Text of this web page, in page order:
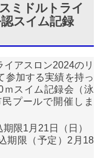
ミドルトライ
スイム記録
アスロン2024のリ
参加する実績を持っ
ｍスイム記録会（泳
プールで開催しま
限1月21日（日）
限（予定）2月18